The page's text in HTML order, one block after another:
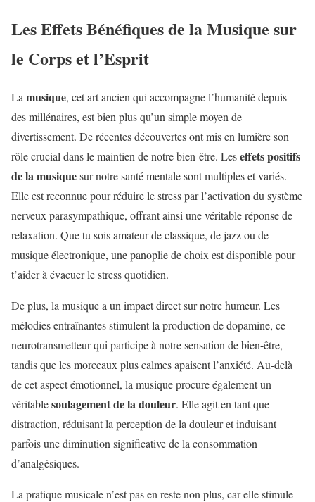
Les Effets Bénéfiques de la Musique sur
le Corps et l’Esprit
La musique, cet art ancien qui accompagne l’humanité depuis
des millénaires, est bien plus qu’un simple moyen de
divertissement. De récentes découvertes ont mis en lumière son
rôle crucial dans le maintien de notre bien-être. Leseffets positifs
de la musiquesur notre santé mentale sont multiples et variés.
Elle est reconnue pour réduire le stress par l’activation du système
nerveux parasympathique, offrant ainsi une véritable réponse de
relaxation. Que tu sois amateur de classique, de jazz ou de
musique électronique, une panoplie de choix est disponible pour
t’aider à évacuer le stress quotidien.
De plus, la musique a un impact direct sur notre humeur. Les
mélodies entraînantes stimulent la production de dopamine, ce
neurotransmetteur qui participe à notre sensation de bien-être,
tandis que les morceaux plus calmes apaisent l’anxiété. Au-delà
de cet aspect émotionnel, la musique procure également un
véritablesoulagement de la douleur. Elle agit en tant que
distraction, réduisant la perception de la douleur et induisant
parfois une diminution significative de la consommation
d’analgésiques.
La pratique musicale n’est pas en reste non plus, car elle stimule